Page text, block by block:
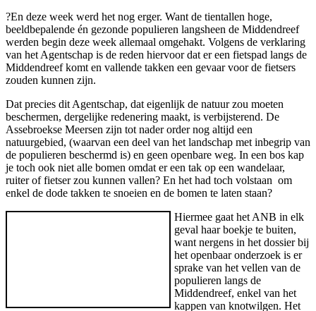
?En deze week werd het nog erger. Want de tientallen hoge,
beeldbepalende én gezonde populieren langsheen de Middendreef
werden begin deze week allemaal omgehakt. Volgens de verklaring
van het Agentschap is de reden hiervoor dat er een fietspad langs de
Middendreef komt en vallende takken een gevaar voor de fietsers
zouden kunnen zijn.
Dat precies dit Agentschap, dat eigenlijk de natuur zou moeten
beschermen, dergelijke redenering maakt, is verbijsterend. De
Assebroekse Meersen zijn tot nader order nog altijd een
natuurgebied, (waarvan een deel van het landschap met inbegrip van
de populieren beschermd is) en geen openbare weg. In een bos kap
je toch ook niet alle bomen omdat er een tak op een wandelaar,
ruiter of fietser zou kunnen vallen? En het had toch volstaan om
enkel de dode takken te snoeien en de bomen te laten staan?
Hiermee gaat het ANB in elk
geval haar boekje te buiten,
want nergens in het dossier bij
het openbaar onderzoek is er
sprake van het vellen van de
populieren langs de
Middendreef, enkel van het
kappen van knotwilgen. Het